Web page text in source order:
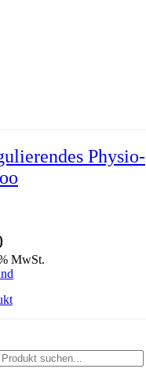
Physio-
MwSt.